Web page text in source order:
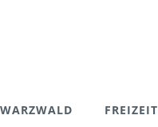
FREIZEIT